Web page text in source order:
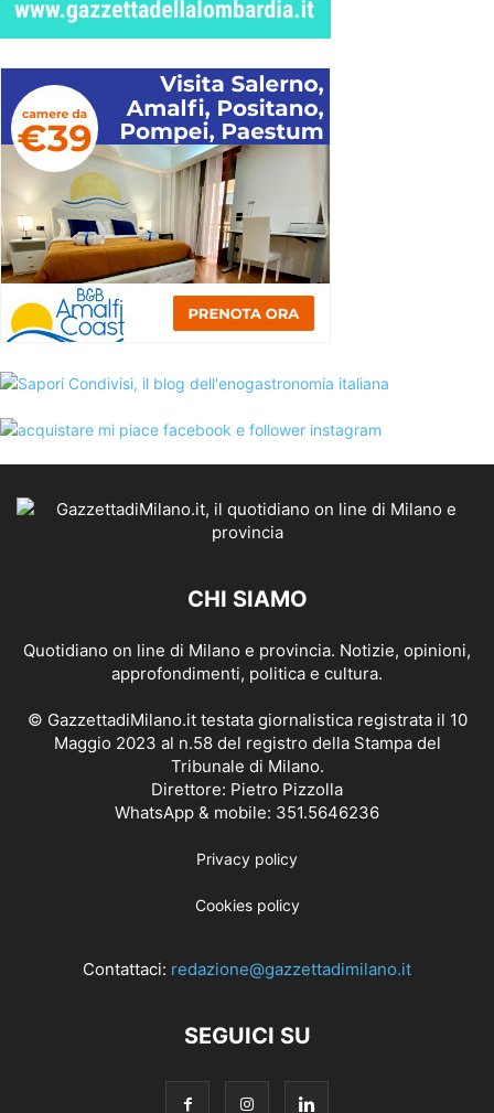
CHI SIAMO
Quotidiano on line di Milano e provincia. Notizie, opinioni,
approfondimenti, politica e cultura.
© GazzettadiMilano.it testata giornalistica registrata il 10
Maggio 2023 al n.58 del registro della Stampa del
Tribunale di Milano.
Direttore: Pietro Pizzolla
WhatsApp & mobile: 351.5646236
Privacy policy
Cookies policy
Contattaci: redazione@gazzettadimilano.it
SEGUICI SU